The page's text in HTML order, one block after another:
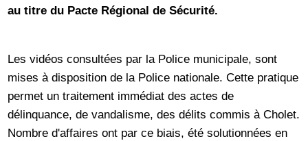
au titre du Pacte Régional de Sécurité.
Les vidéos consultées par la Police municipale, sont
mises à disposition de la Police nationale. Cette pratique
permet un traitement immédiat des actes de
délinquance, de vandalisme, des délits commis à Cholet.
Nombre d'affaires ont par ce biais, été solutionnées en